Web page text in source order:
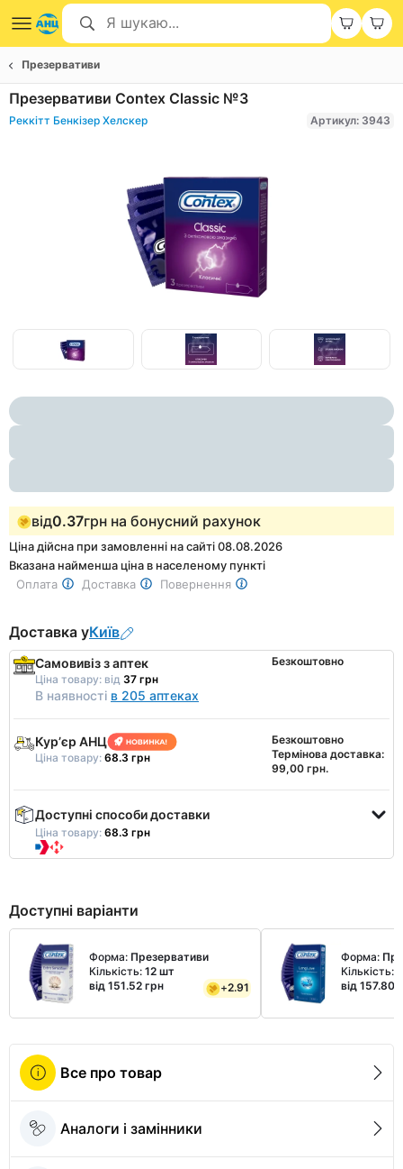
Презервативи
Презервативи Contex Classic №3
Реккітт Бенкізер Хелскер Артикул: 3943
Item
of
1
of
від0.37грн на бонусний рахунок
Ціна дійсна при замовленні на сайті 08.08.2026
Вказана найменша ціна в населеному пункті
Оплата
Доставка Повернення
Доставка уКиїв
Самовивіз з аптек
Ціна товару: від 37 грн
В наявності в 205 аптеках
Безкоштовно
Курʼєр АНЦ
Ціна товару: 68.3 грн
Безкоштовно
Термінова доставка:
99,00 грн.
Доступні способи доставки
Ціна товару: 68.3 грн
Доступні варіанти
Форма: Презервативи
Кількість: 12 шт
від 151.52 грн
+2.91
Форма:
Кількість:
від 157.80
Все про товар
Аналоги і замінники